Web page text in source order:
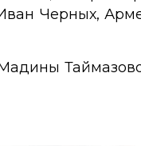
Черных,